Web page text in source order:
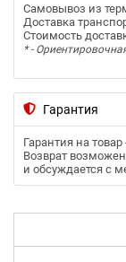
Самовывоз из
Доставка
Стоимость
* -
Гарантия
Гарантия на товар
Возврат
и обсуждается с